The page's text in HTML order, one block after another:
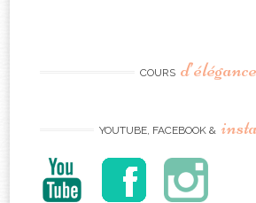
COURS d’élégance
YOUTUBE, FACEBOOK &